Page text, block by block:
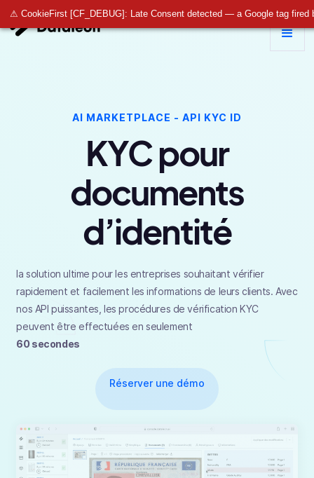
⚠ CookieFirst [CF_DEBUG]: Late Consent detected — a Google tag fired
AI MARKETPLACE - API KYC ID
KYCpour
documents
d’identité
la solution ultime pour les entreprises souhaitant vérifier
rapidement et facilement les informations de leurs clients. Avec
nos API puissantes, les procédures de vérification KYC
peuvent être effectuées en seulement
60 secondes
Réserver une démo